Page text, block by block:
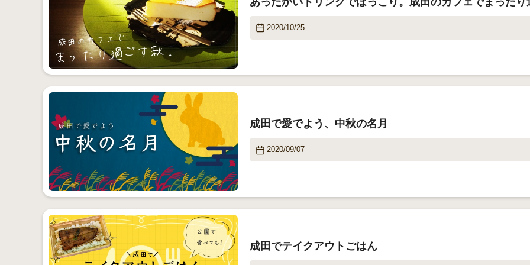
2020/10/25
成田で愛でよう、中秋の名月
2020/09/07
成田でテイクアウトごはん